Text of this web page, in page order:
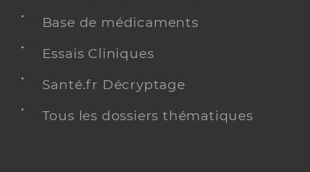
Base de médicaments
Essais Cliniques
Santé.fr Décryptage
Tous les dossiers thématiques